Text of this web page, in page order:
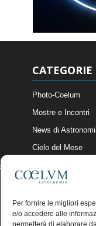
Per fornire le migliori
e/o accedere alle
permetterà di elaborare
Photo-Coelum
Mostre e Incontri
News di
Cielo del Mese
Articoli e Risorse
Il Blog della